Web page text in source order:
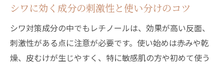
シワに効く成分の刺激性と使い分けのコツ
シワ対策成分の中でもレチノールは、効果が高い反面、
刺激性がある点に注意が必要です。使い始めは赤みや乾
燥、皮むけが生じやすく、特に敏感肌の方や初めて使う